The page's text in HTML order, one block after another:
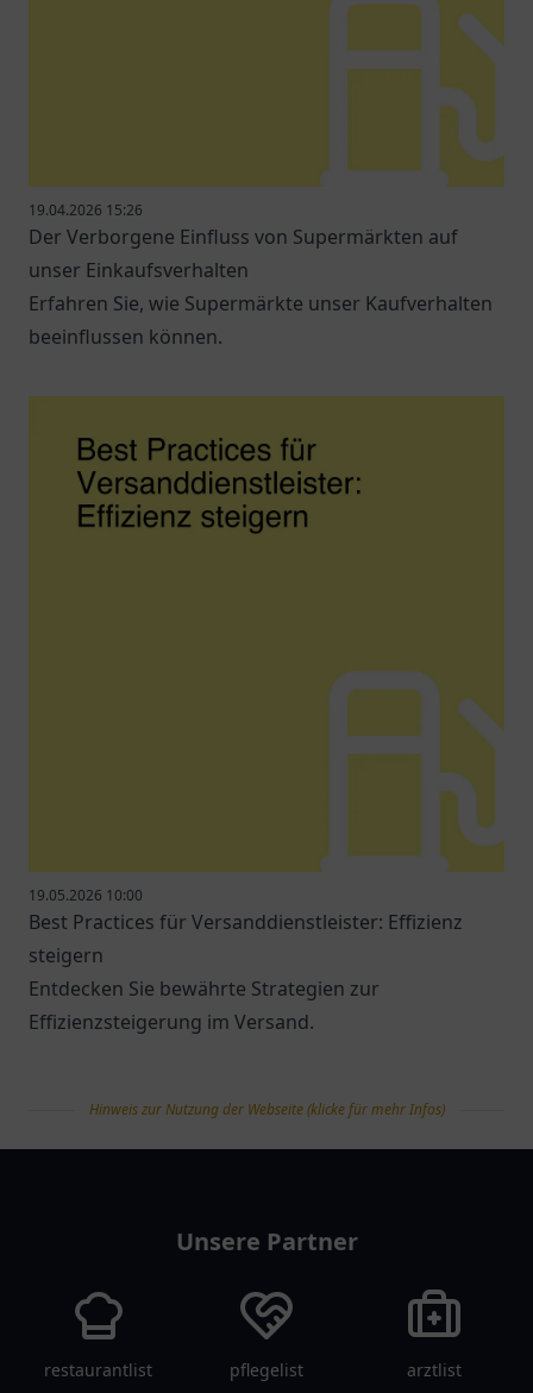
19.04.2026 15:26
Der Verborgene Einfluss von Supermärkten auf
unser Einkaufsverhalten
Erfahren Sie, wie Supermärkte unser Kaufverhalten
beeinflussen können.
19.05.2026 10:00
Best Practices für Versanddienstleister: Effizienz
steigern
Entdecken Sie bewährte Strategien zur
Effizienzsteigerung im Versand.
Hinweis zur Nutzung der Webseite (klicke für mehr Infos)
Unsere Partner
restaurantlist pflegelist arztlist